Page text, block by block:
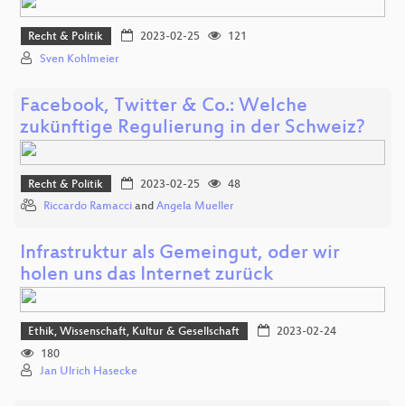
Recht & Politik 2023-02-25
121
Sven Kohlmeier
Facebook, Twitter & Co.: Welche
zukünftige Regulierung in der Schweiz?
Recht & Politik 2023-02-25
48
Riccardo Ramacci and Angela Mueller
Infrastruktur als Gemeingut, oder wir
holen uns das Internet zurück
Ethik, Wissenschaft, Kultur & Gesellschaft
2023-02-24
180
Jan Ulrich Hasecke